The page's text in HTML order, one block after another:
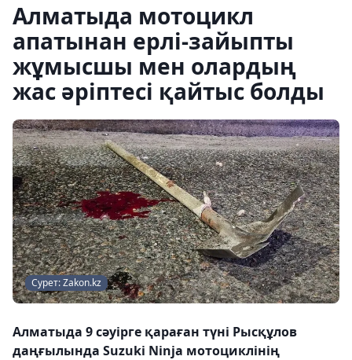
Алматыда мотоцикл
апатынан ерлі-зайыпты
жұмысшы мен олардың
жас әріптесі қайтыс болды
Сурет: Zakon.kz
Алматыда 9 сәуірге қараған түні Рысқұлов
даңғылында Suzuki Ninja мотоциклінің